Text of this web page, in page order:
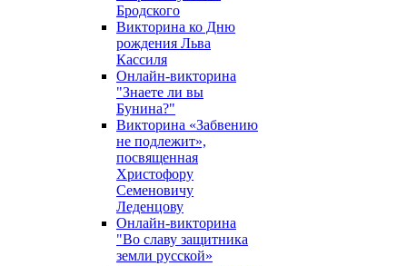
Бродского
Викторина ко Дню
рождения Льва
Кассиля
Онлайн-викторина
"Знаете ли вы
Бунина?"
Викторина «Забвению
не подлежит»,
посвященная
Христофору
Семеновичу
Леденцову
Онлайн-викторина
"Во славу защитника
земли русской»